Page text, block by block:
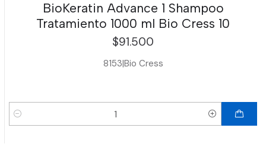
BioKeratin Advance 1 Shampoo
Tratamiento 1000 ml Bio Cress 10
$91.500
8153|Bio Cress
Cantidad